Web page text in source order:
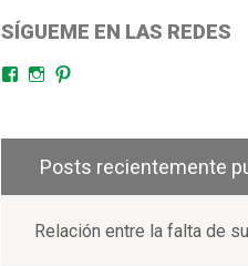
SÍGUEME EN LAS REDES
FacebookInstagram
Posts recientemente
Relación entre la falta de